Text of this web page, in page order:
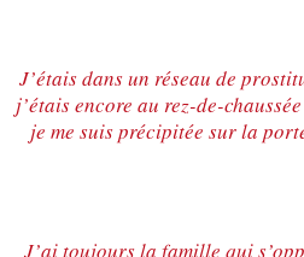
des Information aux personnes
J’étais dans un réseau de
j’étais encore au rez-de-
je me suis précipitée sur la
J’ai toujours la famille qui